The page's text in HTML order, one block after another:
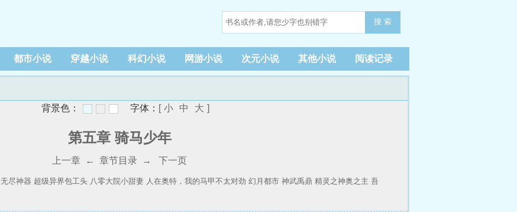
搜 索
都市小说 穿越小说 科幻小说 网游小说 次元小说 其他小说 阅读记录
背景色： 字体： [ 小 中 大 ]
第五章 骑马少年
上一章 ← 章节目录 → 下一页
无尽神器 超级异界包工头 八零大院小甜妻 人在奥特，我的马甲不太对劲 幻月都市 神武禹鼎 精灵之神奥之主 吾